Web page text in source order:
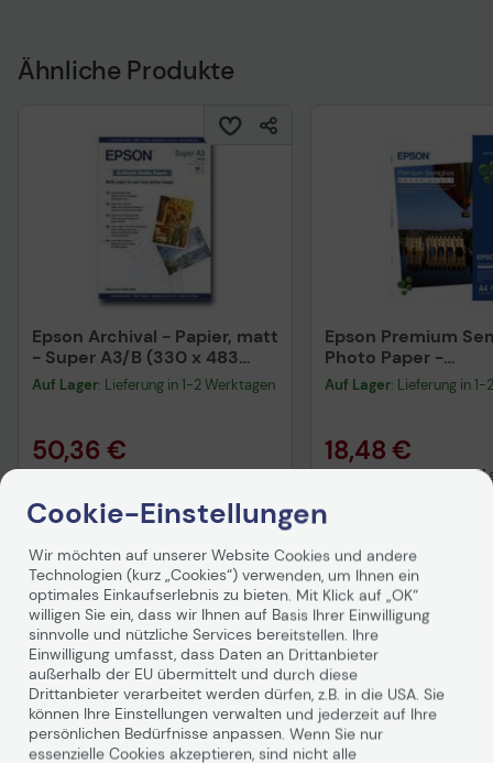
Ähnliche Produkte
Epson Archival - Papier, matt
- Super A3/B (330 x 483
mm) - 192 g/m2 - 50 Blatt -
für Stylus Pro 11880, Pro
Auf Lager: Lieferung in 1-2 Werktagen
50,36 €
inkl. MwSt. zzgl.Versandab5,99 €
In den Warenkorb
Epson Premium
Photo Paper -
(210 x 297 mm) -
400
Auf Lager: Lieferung in
18,48 €
inkl. MwSt. zzgl.Versand
Produktbeschreibung
Das Farbband schwarz C13S015610 beim LQ-690 hat
Cookie-Einstellungen
Wir möchten auf unserer Website Cookies und andere
Technologien (kurz „Cookies“) verwenden, um Ihnen ein
optimales Einkaufserlebnis zu bieten. Mit Klick auf „OK“
willigen Sie ein, dass wir Ihnen auf Basis Ihrer Einwilligung
sinnvolle und nützliche Services bereitstellen. Ihre
Einwilligung umfasst, dass Daten an Drittanbieter
außerhalb der EU übermittelt und durch diese
Drittanbieter verarbeitet werden dürfen, z.B. in die USA. Sie
können Ihre Einstellungen verwalten und jederzeit auf Ihre
persönlichen Bedürfnisse anpassen. Wenn Sie nur
essenzielle Cookies akzeptieren, sind nicht alle